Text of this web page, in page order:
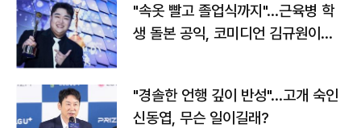
"속옷 빨고 졸업식까지"…근육병 학
생 돌본 공익, 코미디언 김규원이었
"경솔한 언행 깊이 반성"…고개 숙인
신동엽, 무슨 일이길래?